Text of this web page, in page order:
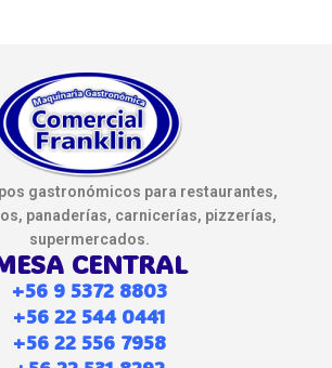
gastronómicos para restaurantes,
panaderías, carnicerías, pizzerías,
supermercados.
CENTRAL
+56 9 5372 8803
+56 22 544 0441
+56 22 556 7958